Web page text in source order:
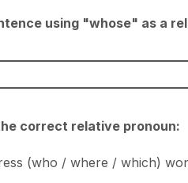
using "whose" as a
correct relative pronoun:
(who / where / which)